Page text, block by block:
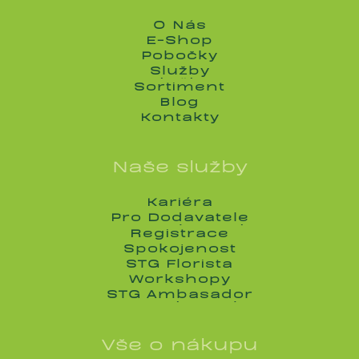
O Nás
O Nás
E-Shop
E-Shop
Pobočky
Pobočky
Služby
Služby
Sortiment
Sortiment
Blog
Blog
Kontakty
Kontakty
Naše služby
Kariéra
Kariéra
Pro Dodavatele
Pro Dodavatele
Registrace
Registrace
Spokojenost
Spokojenost
STG Florista
STG Florista
Workshopy
Workshopy
STG Ambasador
STG Ambasador
Vše o nákupu